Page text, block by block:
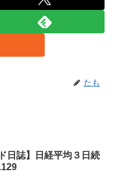
たも
日誌】日経平均３日続